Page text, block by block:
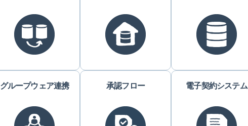
グループウェア連携 承認フロー 電子契約システム